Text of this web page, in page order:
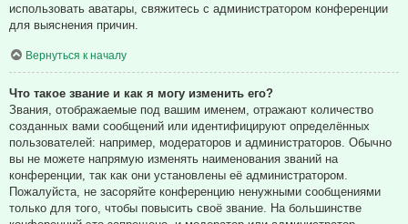
использовать аватары, свяжитесь с администратором конференции
для выяснения причин.
Вернуться к началу
Что такое звание и как я могу изменить его?
Звания, отображаемые под вашим именем, отражают количество
созданных вами сообщений или идентифицируют определённых
пользователей: например, модераторов и администраторов. Обычно
вы не можете напрямую изменять наименования званий на
конференции, так как они установлены её администратором.
Пожалуйста, не засоряйте конференцию ненужными сообщениями
только для того, чтобы повысить своё звание. На большинстве